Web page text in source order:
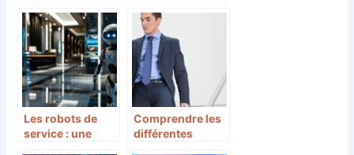
points essentiels
faire appel à des
experts
Les robots de
service : une
Comprendre les
différentes